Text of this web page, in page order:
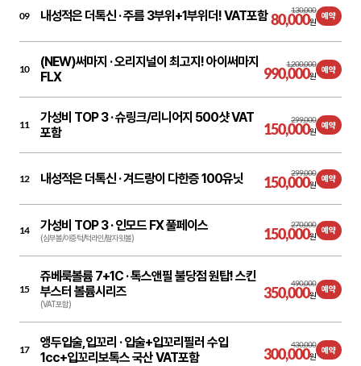
09 내성적은 더톡신 ·주름 3부위+1부위더! VAT포함 130,000
80,000원
예약
10 (NEW)써마지 ·오리지널이 최고지! 아이써마지
FLX
1,200,000
990,000원
예약
11 가성비 TOP 3 ·슈링크/리니어지 500샷 VAT
포함
299,000
150,000원
예약
12 내성적은 더톡신 ·겨드랑이 다한증 100유닛 299,000
150,000원
예약
14 가성비 TOP 3 ·인모드 FX 풀페이스
(심부볼/이중턱/턱라인/팔자윗볼)
270,000
150,000원
예약
15
쥬베룩볼륨 7+1C ·톡스앤필 불당점 원탑! 스킨
부스터 볼륨시리즈
(VAT포함)
490,000
350,000원
예약
17 앵두입술,입꼬리 ·입술+입꼬리필러 수입
1cc+입꼬리보톡스 국산 VAT포함
430,000
300,000원
예약